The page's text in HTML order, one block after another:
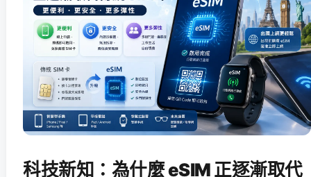
科技新知：為什麼 eSIM 正逐漸取代